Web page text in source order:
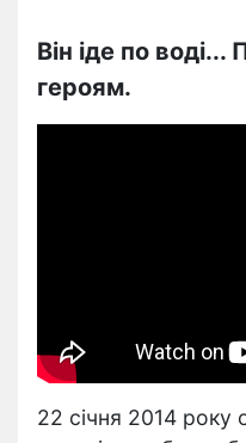
Він іде по
героям.
22 січня 2014 року